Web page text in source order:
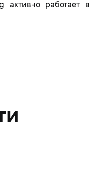
активно работает в